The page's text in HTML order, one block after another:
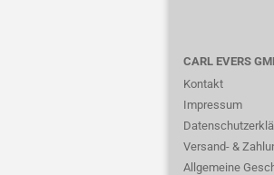
CARL EVERS
Kontakt
Impressum
Versand- &
Allgemeine